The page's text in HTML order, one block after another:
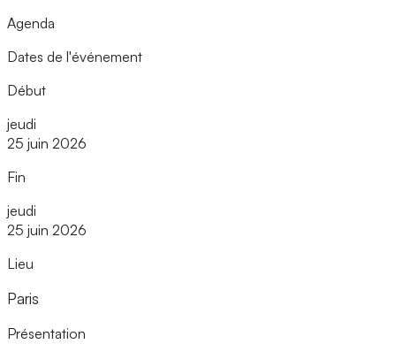
Agenda
Dates de l'événement
Début
jeudi
25 juin 2026
Fin
jeudi
25 juin 2026
Lieu
Paris
Présentation